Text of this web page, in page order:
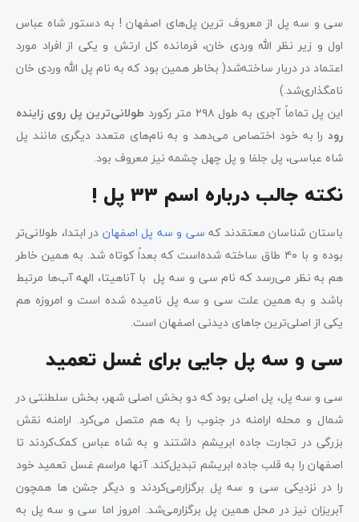
سی و سه پل از معروف ترین پل‌های اصفهان ! به دستور شاه عباس
اول و زیر نظر الله وردی خان، فرمانده کل ارتش و یکی از افراد مورد
اعتماد در دربار ساخته‌شد( بخاطر همین بود که به نام پل الله وردی خان
نامگذاری‌شد.)
این پل تماماً آجری به طول ۲۹۸ متر رکورد
طولانی‌ترین پل روی زاینده
رود را به خود اختصاص می‌دهد و به نام‌های متعدد دیگری مانند پل
شاه عباسی، پل جلفا و پل چهل چشمه نیز معروف بود.
نکته جالب درباره اسم 33 پل !
باستان شناسان معتقدند که سی و سه پل اصفهان در ابتدا، طولانی‌تر
بوده و با ۴۰ طاق ساخته شده‌است که بعداً کوتاه شد. به همین خاطر
هم به نظر می‌رسد که نام سی و سه پل با آناهیتا، الهه آب‌ها مرتبط
باشد و به همین علت سی و سه پل نامیده شده است و امروزه هم
یکی از اصلی‌ترین جاهای دیدنی اصفهان است.
سی و سه پل جایی برای غسل تعمید
سی و سه پل، پل اصلی بود که دو بخش اصلی شهر، بخش سلطنتی در
شمال و محله ارامنه در جنوب را به هم متصل می‌کرد. ارامنه نقش
بزرگی در تجارت جاده ابریشم داشتند و به شاه عباس کمک‌کردند تا
اصفهان را به قلب جاده ابریشم تبدیل‌کند. آنها مراسم غسل تعمید خود
را در نزدیکی سی و سه پل برگزارمی‌کردند و دیگر جشن‎ ها همچون
آبریزان نیز در محل همین پل برگزارمی‌شد. امروز اما سی و سه پل به